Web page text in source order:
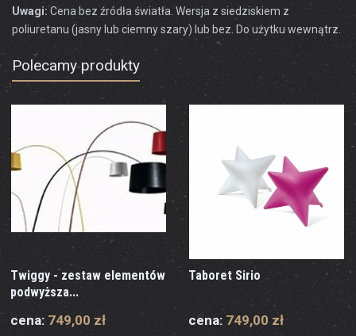
Uwagi: Cena bez źródła światła. Wersja z siedziskiem z
poliuretanu (jasny lub ciemny szary) lub bez. Do użytku wewnątrz.
Polecamy produkty
Twiggy - zestaw elementów
podwyższa...
cena: 749,00 zł
Taboret Sirio
cena: 749,00 zł